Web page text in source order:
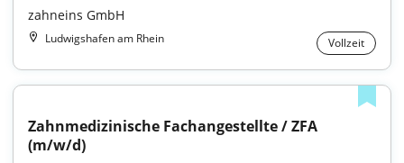
zahneins GmbH
Ludwigshafen am Rhein Vollzeit
Zahnmedizinische Fachangestellte / ZFA
(m/w/d)